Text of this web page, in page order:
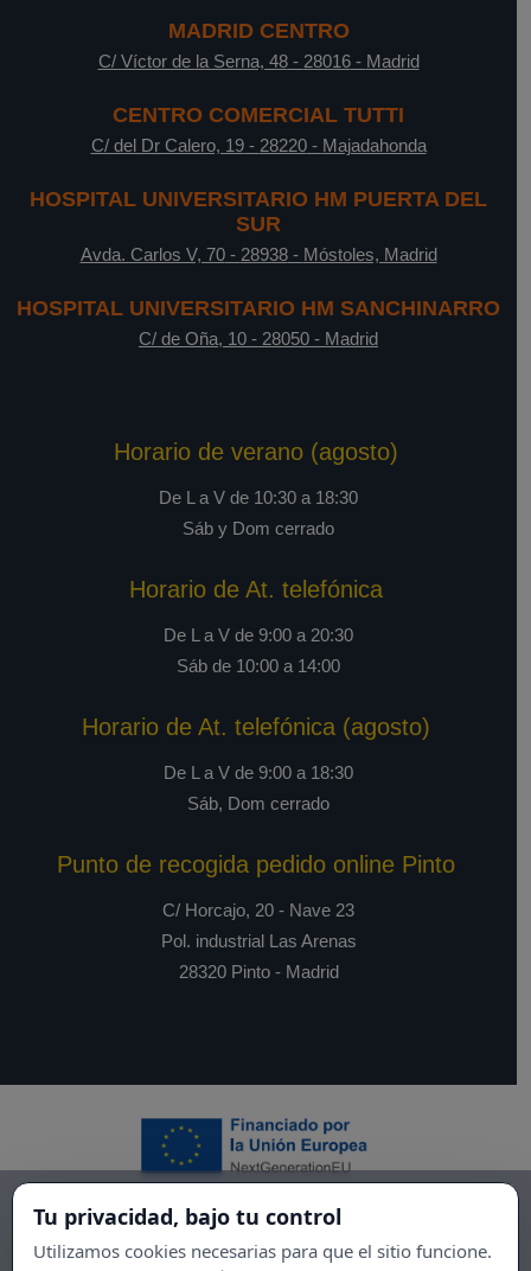
MADRID CENTRO
C/ Víctor de la Serna, 48- 28016- Madrid
CENTRO COMERCIAL TUTTI
C/ del Dr Calero, 19- 28220- Majadahonda
HOSPITAL UNIVERSITARIO HM PUERTA DEL
SUR
Avda. Carlos V, 70- 28938- Móstoles, Madrid
HOSPITAL UNIVERSITARIO HM SANCHINARRO
C/ de Oña, 10 - 28050 - Madrid
Horario de verano (agosto)
De L a V de 10:30 a 18:30
Sáb y Dom cerrado
Horario de At. telefónica
De L a V de 9:00 a 20:30
Sáb de 10:00 a 14:00
Horario de At. telefónica (agosto)
De L a V de 9:00 a 18:30
Sáb, Dom cerrado
Punto de recogida pedido online Pinto
C/ Horcajo, 20 - Nave 23
Pol. industrial Las Arenas
28320 Pinto - Madrid
Tu privacidad, bajo tu control
Utilizamos cookies necesarias para que el sitio funcione.